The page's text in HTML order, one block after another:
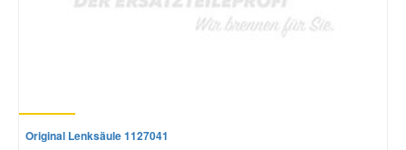
Original Lenksäule 1127041